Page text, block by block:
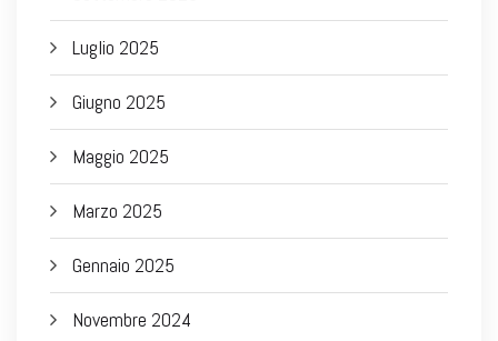
Luglio 2025
Giugno 2025
Maggio 2025
Marzo 2025
Gennaio 2025
Novembre 2024